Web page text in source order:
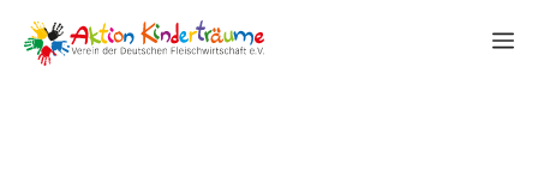
Inhalt
springen